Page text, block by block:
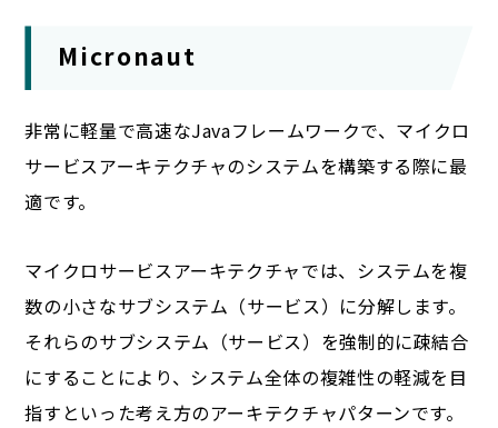
Micronaut
非常に軽量で高速なJavaフレームワークで、マイクロ
サービスアーキテクチャのシステムを構築する際に最
適です。
マイクロサービスアーキテクチャでは、システムを複
数の小さなサブシステム（サービス）に分解します。
それらのサブシステム（サービス）を強制的に疎結合
にすることにより、システム全体の複雑性の軽減を目
指すといった考え方のアーキテクチャパターンです。